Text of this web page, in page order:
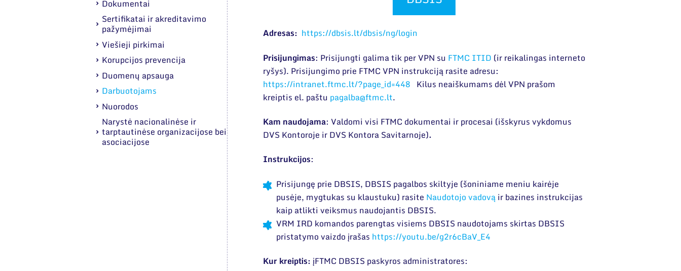
Dokumentai
Sertifikatai ir akreditavimo
pažymėjimai
Viešieji pirkimai
Korupcijos prevencija
Duomenų apsauga
Darbuotojams
Nuorodos
Narystė nacionalinėse ir
tarptautinėse organizacijose bei
asociacijose
Adresas: https://dbsis.lt/dbsis/ng/login
Prisijungimas: Prisijungti galima tik per VPN su FTMC ITID (ir reikalingas interneto
ryšys). Prisijungimo prie FTMC VPN instrukciją rasite adresu:
https://intranet.ftmc.lt/?page_id=448 Kilus neaiškumams dėl VPN prašom
kreiptis el. paštu pagalba@ftmc.lt.
Kam naudojama: Valdomi visi FTMC dokumentai ir procesai (išskyrus vykdomus
DVS Kontoroje ir DVS Kontora Savitarnoje).
Instrukcijos:
Prisijungę prie DBSIS, DBSIS pagalbos skiltyje (šoniniame meniu kairėje
pusėje, mygtukas su klaustuku) rasite Naudotojo vadovąir bazines instrukcijas
kaip atlikti veiksmus naudojantis DBSIS.
VRM IRD komandos parengtas visiems DBSIS naudotojams skirtas DBSIS
pristatymo vaizdo įrašas https://youtu.be/g2r6cBaV_E4
Kur kreiptis: įFTMC DBSIS paskyros administratores: